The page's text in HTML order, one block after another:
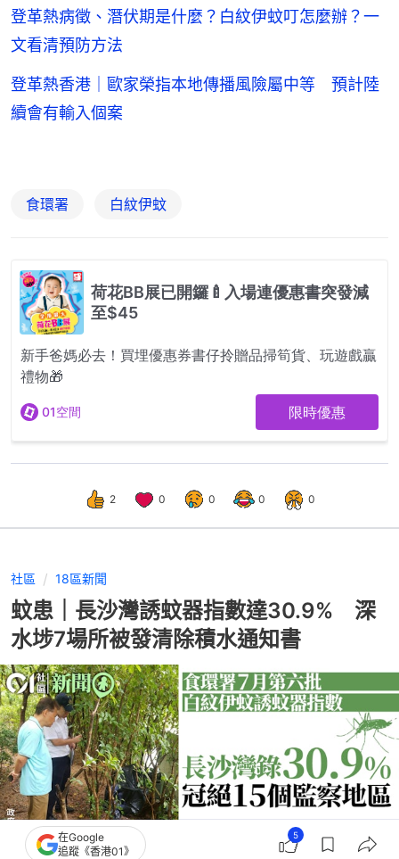
登革熱病徵、潛伏期是什麼？白紋伊蚊叮怎麼辦？一
文看清預防方法
登革熱香港｜歐家榮指本地傳播風險屬中等 預計陸
續會有輸入個案
食環署 白紋伊蚊
2 0 0 0 0
社區 18區新聞
蚊患｜長沙灣誘蚊器指數達30.9% 深
水埗7場所被發清除積水通知書
在Google
追蹤《香港01》
5